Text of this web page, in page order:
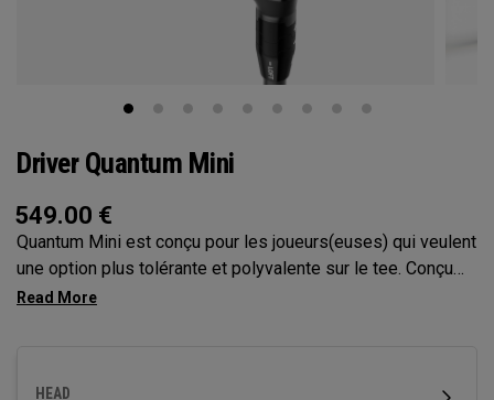
Driver Quantum Mini
549.00 €
Quantum Mini est conçu pour les joueurs(euses) qui veulent
une option plus tolérante et polyvalente sur le tee. Conçu
comme une alternative au fairway finder ou au bois 3, il
HEAD